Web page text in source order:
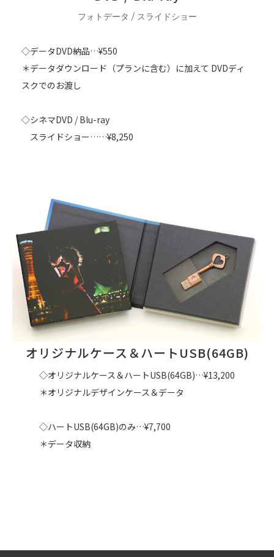
フォトデータ / スライドショー
◇データDVD納品…¥550
＊データダウンロード（プランに含む）に加えて DVDディ
スクでのお渡し
◇シネマDVD / Blu-ray
スライドショー……¥8,250
オリジナルケース＆ハートUSB(64GB)
◇オリジナルケース＆ハートUSB(64GB)…¥13,200
＊オリジナルデザインケース＆データ
◇ハートUSB(64GB)のみ…¥7,700
＊データ収納